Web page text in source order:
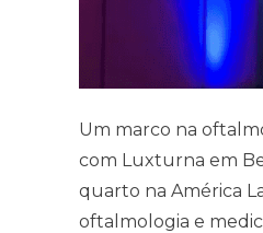
Um marco na
com Luxturna em
quarto na América
oftalmologia e